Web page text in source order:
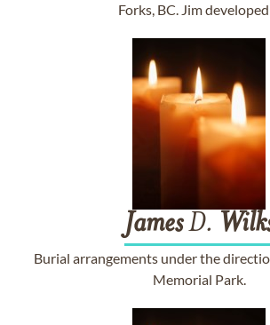
Forks, BC. Jim developed
JamesD.
Burial arrangements under the
Memorial Park.